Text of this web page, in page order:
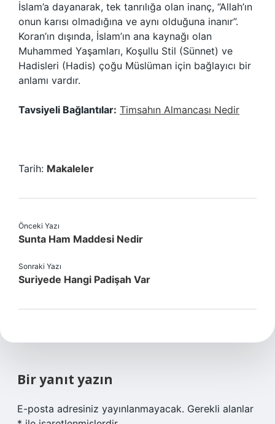
İslam’a dayanarak, tek tanrılığa olan inanç, “Allah’ın
onun karısı olmadığına ve aynı olduğuna inanır”.
Koran’ın dışında, İslam’ın ana kaynağı olan
Muhammed Yaşamları, Koşullu Stil (Sünnet) ve
Hadisleri (Hadis) çoğu Müslüman için bağlayıcı bir
anlamı vardır.
Tavsiyeli Bağlantılar: Timsahın Almancası Nedir
Tarih: Makaleler
Önceki Yazı
Sunta Ham Maddesi Nedir
Sonraki Yazı
Suriyede Hangi Padişah Var
Bir yanıt yazın
E-posta adresiniz yayınlanmayacak. Gerekli alanlar